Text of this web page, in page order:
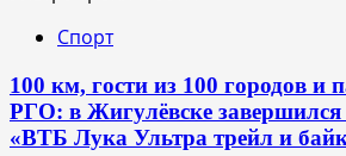
Спорт
100 км, гости из 100 городов и
РГО: в Жигулёвске завершился
«ВТБ Лука Ультра трейл и